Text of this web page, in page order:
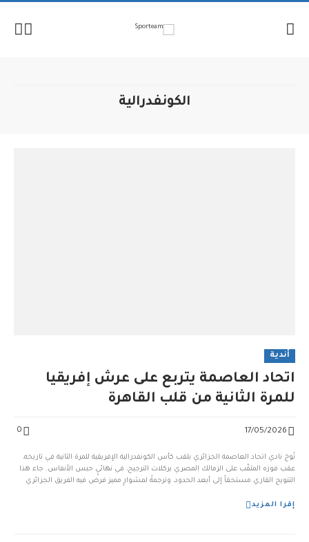
الكونفدرالية
أندية
اتحاد العاصمة يتربع على عرش إفريقيا
للمرة الثانية من قلب القاهرة
17/05/2026
0
تُوج نادي اتحاد العاصمة الجزائري بلقب كأس الكونفدرالية الإفريقية للمرة الثانية في تاريخه،
عقب فوزه المثقّب على الزمالك المصري بركلات الترجيح، في نهائيٍ حبس الأنفاس. جاء هذا
التتويج القاري مستحقاً إلى أبعد الحدود، وترجمةً لمشوارٍ مميز فرض فيه الفريق الجزائري
وتقدم الزما...
إقرا المزيد